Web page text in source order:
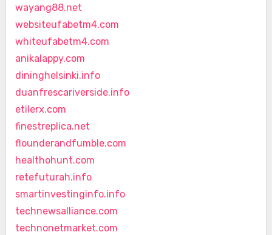
wayang88.net
websiteufabetm4.com
whiteufabetm4.com
anikalappy.com
dininghelsinki.info
duanfrescariverside.info
etilerx.com
finestreplica.net
flounderandfumble.com
healthohunt.com
retefuturah.info
smartinvestinginfo.info
technewsalliance.com
technonetmarket.com